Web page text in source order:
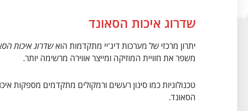
שדרוג איכות הסאונד
יתרון מרכזי של מערכות דיג'יי מתקדמות הואשדרוג איכות
משפר את חוויית המוזיקה ומייצר אווירה מרשימה יותר.
טכנולוגיות כמו סינון רעשים ורמקולים מתקדמים מספקות
הסאונד.